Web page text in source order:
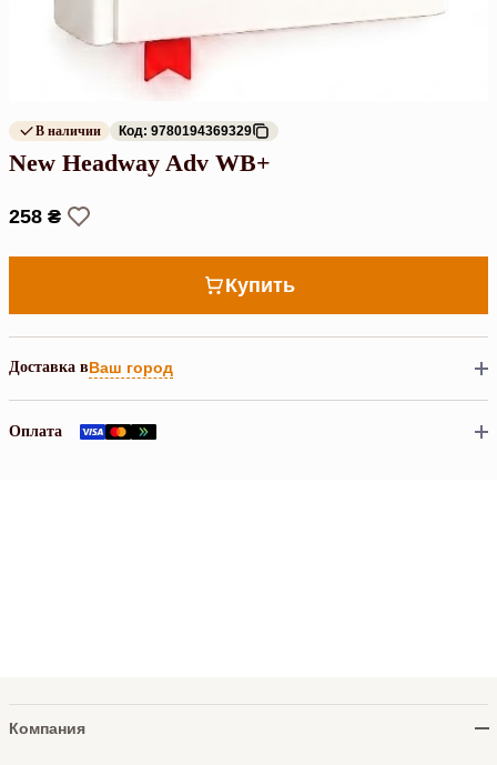
В наличии Код: 9780194369329
New Headway Adv WB+
258 ₴
Купить
Доставка вВаш город
Оплата
Компания